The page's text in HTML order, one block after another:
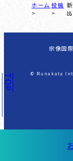
TOP
ホーム 投稿
宗像国
© Munakata